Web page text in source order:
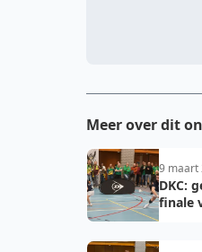
Meer over dit
9 maart
DKC:
finale